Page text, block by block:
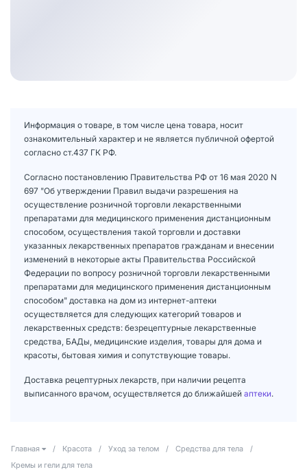
Информация о товаре, в том числе цена товара, носит
ознакомительный характер и не является публичной офертой
согласно ст.437 ГК РФ.
Согласно постановлению Правительства РФ от 16 мая 2020 N
697 "Об утверждении Правил выдачи разрешения на
осуществление розничной торговли лекарственными
препаратами для медицинского применения дистанционным
способом, осуществления такой торговли и доставки
указанных лекарственных препаратов гражданам и внесении
изменений в некоторые акты Правительства Российской
Федерации по вопросу розничной торговли лекарственными
препаратами для медицинского применения дистанционным
способом" доставка на дом из интернет-аптеки
осуществляется для следующих категорий товаров и
лекарственных средств: безрецептурные лекарственные
средства, БАДы, медицинские изделия, товары для дома и
красоты, бытовая химия и сопутствующие товары.
Доставка рецептурных лекарств, при наличии рецепта
выписанного врачом, осуществляется до ближайшей аптеки.
Главная / Красота / Уход за телом / Средства для тела
/
Кремы и гели для тела